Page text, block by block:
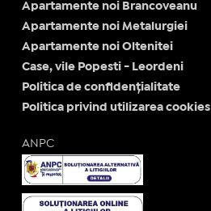
Apartamente noi Brancoveanu
Apartamente noi Metalurgiei
Apartamente noi Oltenitei
Case, vile Popesti - Leordeni
Politica de confidențialitate
Politica privind utilizarea cookies
ANPC